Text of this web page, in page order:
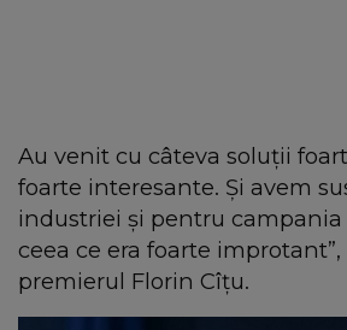
Au venit cu câteva soluții
foarte interesante. Și avem
industriei și pentru campania
ceea ce era foarte
premierul Florin Cîțu.